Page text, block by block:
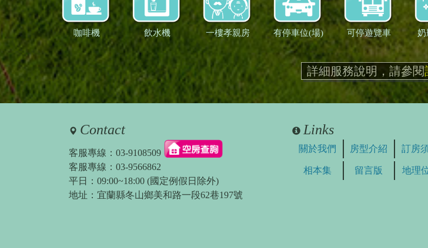
咖啡機 飲水機 一樓孝親房 有停車位(場) 可停遊覽車 奶
詳細服務說明，請參閱
Contact
客服專線： 03-9108509
客服專線： 03-9566862
平日：09:00~18:00 (國定例假日除外)
地址：宜蘭縣冬山鄉美和路一段62巷197號
Links
關於我們 房型介紹 訂房
相本集 留言版 地理